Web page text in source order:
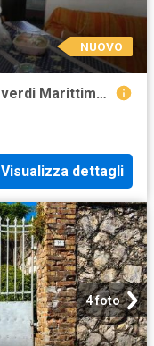
NUOVO
Appartamento in vendita a Monteverdi Marittimo PI
Visualizza dettagli
4 foto